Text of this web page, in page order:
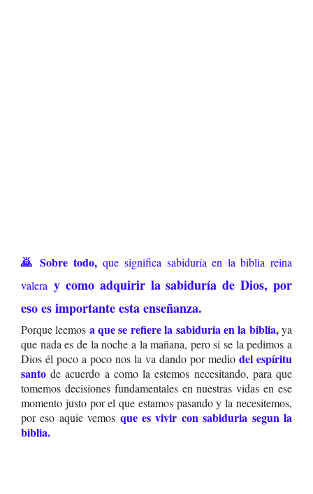
🙇 Sobre todo,que significa sabiduría en la biblia reina
valera y como adquirir la sabiduría de Dios, por
eso es importante esta enseñanza.
Porque leemos a que se refiere la sabiduria en la biblia,ya
que nada es de la noche a la mañana, pero si se la pedimos a
Dios él poco a poco nos la va dando por medio del espíritu
santo de acuerdo a como la estemos necesitando, para que
tomemos decisiones fundamentales en nuestras vidas en ese
momento justo por el que estamos pasando y la necesitemos,
por eso aquie vemos que es vivir con sabiduria segun la
biblia.